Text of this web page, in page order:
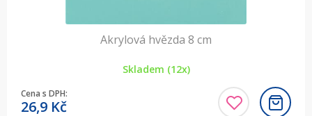
Akrylová hvězda 8 cm
Skladem (12x)
Cena s DPH:
26,9 Kč